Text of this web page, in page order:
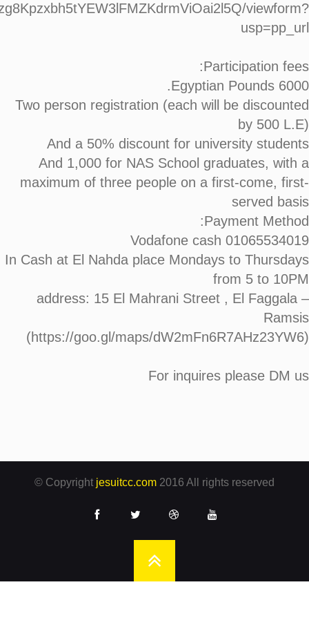
viewform?
usp=pp_url
Participation fees:
6000 Egyptian Pounds.
Two person registration (each will be discounted
by 500 L.E)
And a 50% discount for university students
And 1,000 for NAS School graduates, with a
maximum of three people on a first-come, first-
served basis
Payment Method:
Vodafone cash 01065534019
In Cash at El Nahda place Mondays to Thursdays
from 5 to 10PM
address: 15 El Mahrani Street , El Faggala –
Ramsis
(https://goo.gl/maps/dW2mFn6R7AHz23YW6)
For inquires please DM us
© Copyright jesuitcc.com 2016 All rights reserved